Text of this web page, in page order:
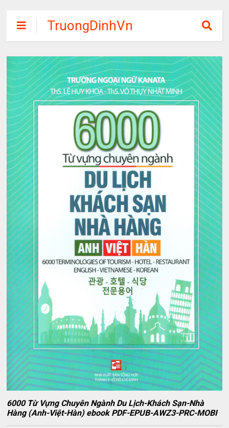
TruongDinhVn
Chia sẽ ebook,
các khóa học,
phần mềm học
tập miễn phí
6000 Từ Vựng Chuyên Ngành Du Lịch-Khách Sạn-Nhà
Hàng (Anh-Việt-Hàn) ebook PDF-EPUB-AWZ3-PRC-MOBI